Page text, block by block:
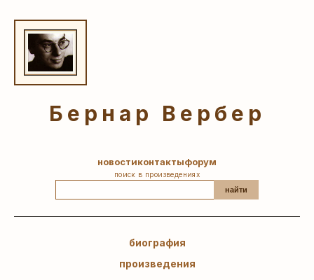
Бернар Вербер
новостиконтактыфорум
поиск в произведениях
найти
биография
произведения